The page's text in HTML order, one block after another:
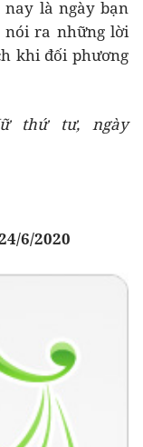
là ngày bạn
nói ra những lời
khi đối phương
thứ tư, ngày
6/2020